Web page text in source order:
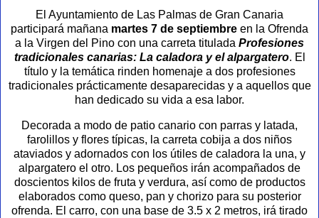
El Ayuntamiento de Las Palmas de Gran Canaria
participará mañana martes 7 de septiembre en la Ofrenda
a la Virgen del Pino con una carreta titulada Profesiones
tradicionales canarias: La caladora y el alpargatero. El
título y la temática rinden homenaje a dos profesiones
tradicionales prácticamente desaparecidas y a aquellos que
han dedicado su vida a esa labor.
Decorada a modo de patio canario con parras y latada,
farolillos y flores típicas, la carreta cobija a dos niños
ataviados y adornados con los útiles de caladora la una, y
alpargatero el otro. Los pequeños irán acompañados de
doscientos kilos de fruta y verdura, así como de productos
elaborados como queso, pan y chorizo para su posterior
ofrenda. El carro, con una base de 3.5 x 2 metros, irá tirado